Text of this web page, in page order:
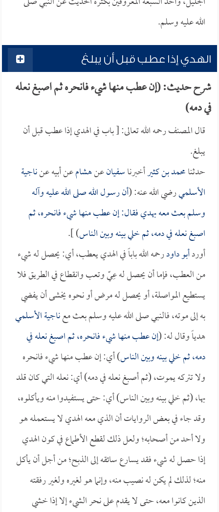
الله عليه وسلم.
الهدي إذا عطب قبل أن يبلغ
شرح حديث: (إن عطب منها شيء فانحره ثم اصبغ نعله
في دمه)
قال المصنف رحمه الله تعالى: [ باب في الهدي إذا عطب قبل أن
يبلغ.
حدثنامحمد بن كثيرأخبرناسفيانعنهشامعن أبيه عنناجية
الأسلميرضي الله عنه: (أن رسول الله صلى الله عليه وآله
وسلم بعث معه بهدي فقال: إن عطب منها شيء فانحره، ثم
اصبغ نعله في دمه، ثم خلي بينه وبين الناس) ].
أوردأبو داودرحمه الله باباً في الهدي يعطب، أي: يحصل له شيء
من العطب، فإما أن يحصل له عِيّ وتعب وانقطاع في الطريق فلا
يستطيع المواصلة، أو يحصل له مرض أو نحوه يخشى أن يفضي
به إلى موته، فالنبي صلى الله عليه وسلم بعث معناجية الأسلمي
هدياً وقال له: (إن عطب منها شيء فانحره، ثم اصبغ نعله في
دمه، ثم خلي بينه وبين الناس) أي: إن عطب منها شيء فانحره
ولا تتركه يموت، (ثم أصبغ نعله في دمه) أي: نعله التي كان قلد
بها، (ثم خلي بينه وبين الناس) أي: حتى يستفيدوا منه ويأكلوه،
وقد جاء في بعض الروايات أن الذي معه الهدي لا يستعمله هو
ولا أحد من أصحابه؛ ولعل ذلك لقطع الأطماع في كون الهدي
إذا حصل له شيء فقد يسارع سائقه إلى الذبح؛ من أجل أن يأكل
منه؛ لذلك لم يكن له نصيب منه، وإنما هو لغيره ولغير رفقته
الذين كانوا معه، حتى لا يقدم على نحر الشيء إلا إذا خشي